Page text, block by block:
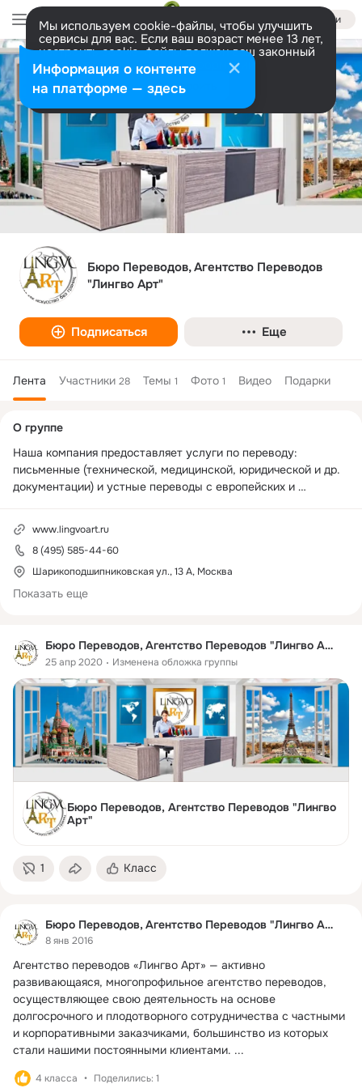
Войти
Мы используем cookie-файлы, чтобы улучшить
сервисы для вас. Если ваш возраст менее 13 лет,
настроить cookie-файлы должен ваш законный
представитель. Больше информации
Разрешить все Настроить
Бюро Переводов, Агентство Переводов
"Лингво Арт"
Подписаться Еще
Лента Участники 28 Темы 1 Фото 1 Видео Подарки
Бюро Переводов, Агентство Переводов "Лингво Арт"
25 апр 2020 Изменена обложка группы
Бюро Переводов, Агентство Переводов "Лингво
Арт"
1 Класс
Бюро Переводов, Агентство Переводов "Лингво Арт"
8 янв 2016
Агентство переводов «Лингво Арт» — активно
развивающаяся, многопрофильное агентство переводов,
осуществляющее свою деятельность на основе
долгосрочного и плодотворного сотрудничества с частными
и корпоративными заказчиками, большинство из которых
стали нашими постоянными клиентами. ...
4 класса Поделились: 1
колонка
О группе
Наша компания предоставляет услуги по переводу:
письменные (технической, медицинской, юридической и др.
документации) и устные переводы с европейских и
заверение документов.
Мы гарантируем качество и оперативность
предоставляемых нами услуг. Нашим кредо является гибкая
ценовая политика, профессиональное и быстрое исполнение
работы, полная конфиденциальность и сохранность
Мы активно развивающаяся, многопрофильное агентство
переводов, осуществляющее свою деятельность на основе
и корпоративными заказчиками, большинство из которых
стали нашими постоянными клиентами.
www.lingvoart.ru
8 (495) 585-44-60
Шарикоподшипниковская ул., 13 А, Москва
Показать еще
Информация о контенте
на платформе — здесь